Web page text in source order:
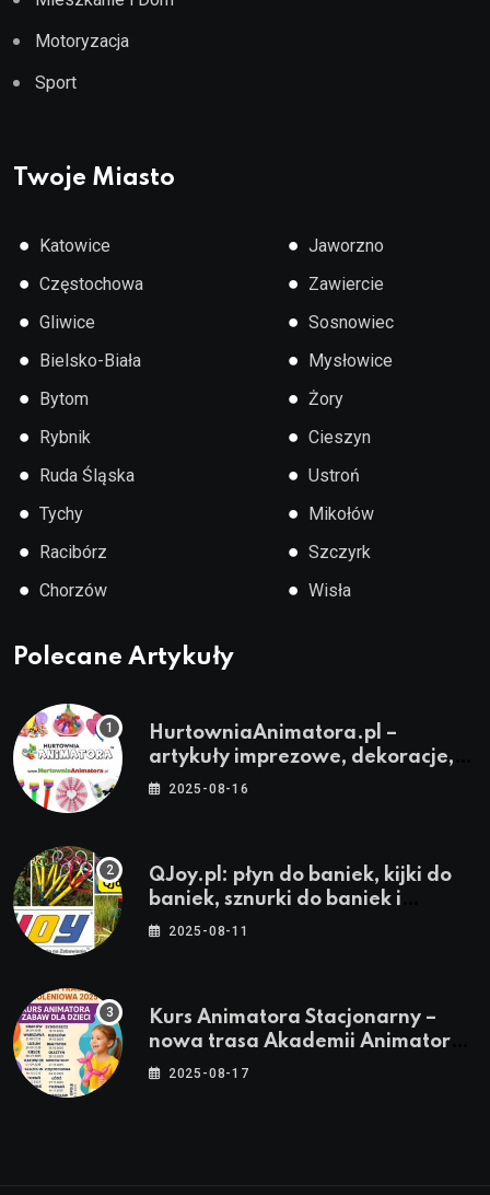
Motoryzacja
Sport
Twoje Miasto
● Katowice
● Częstochowa
● Gliwice
● Bielsko-Biała
● Bytom
● Rybnik
● Ruda Śląska
● Tychy
● Racibórz
● Chorzów
● Jaworzno
● Zawiercie
● Sosnowiec
● Mysłowice
● Żory
● Cieszyn
● Ustroń
● Mikołów
● Szczyrk
● Wisła
Polecane Artykuły
HurtowniaAnimatora.pl –
artykuły imprezowe, dekoracje,
stroje i akcesoria dla animatorów
2025-08-16
QJoy.pl: płyn do baniek, kijki do
baniek, sznurki do baniek i
zestawy do baniek
2025-08-11
Kurs Animatora Stacjonarny –
nowa trasa Akademii Animatora
– jesień 2025
2025-08-17